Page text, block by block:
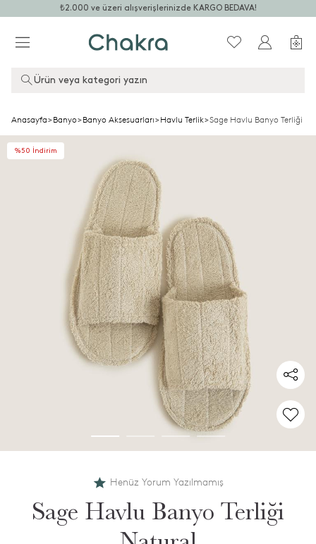
₺2.000 ve üzeri alışverişlerinizde KARGO BEDAVA!
Ürün veya kategori yazın
Anasayfa>Banyo>Banyo Aksesuarları>Havlu Terlik>Sage Havlu Banyo Terliği
%50 İndirim
Henüz Yorum Yazılmamış
Sage Havlu Banyo Terliği